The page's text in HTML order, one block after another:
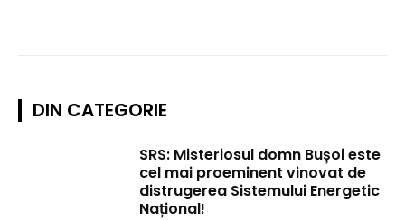
DIN CATEGORIE
SRS: Misteriosul domn Bușoi este
cel mai proeminent vinovat de
distrugerea Sistemului Energetic
Național!